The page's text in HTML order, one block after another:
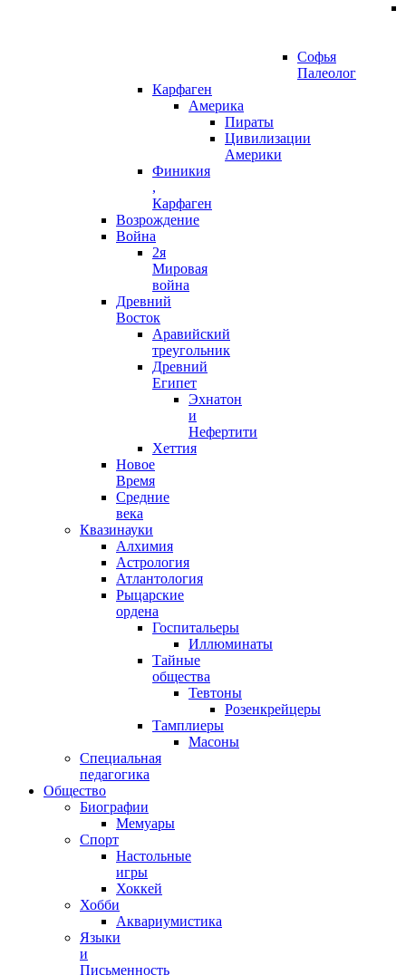
Софья
Палеолог
Карфаген
Америка
Пираты
Цивилизации
Америки
Финикия
,
Карфаген
Возрождение
Война
2я
Мировая
война
Древний
Восток
Аравийский
треугольник
Древний
Египет
Эхнатон
и
Нефертити
Хеттия
Новое
Время
Средние
века
Квазинауки
Алхимия
Астрология
Атлантология
Рыцарские
ордена
Госпитальеры
Иллюминаты
Тайные
общества
Тевтоны
Розенкрейцеры
Тамплиеры
Масоны
Специальная
педагогика
Общество
Биографии
Мемуары
Спорт
Настольные
игры
Хоккей
Хобби
Аквариумистика
Языки
и
Письменность